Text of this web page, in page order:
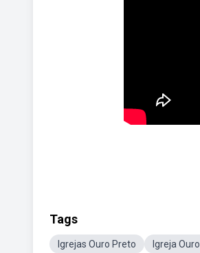
Tags
Igrejas Ouro Preto Igreja